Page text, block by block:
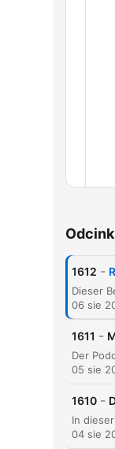
1612 -
06 sie
1611 -
05 sie
1610 -
04 sie